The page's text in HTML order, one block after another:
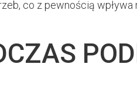
co z pewnością